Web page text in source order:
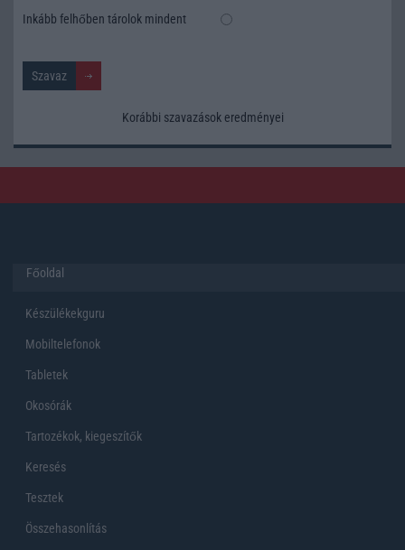
Inkább felhőben tárolok mindent
Korábbi szavazások eredményei
Főoldal
Készülékekguru
Mobiltelefonok
Tabletek
Okosórák
Tartozékok, kiegeszítők
Keresés
Tesztek
Összehasonlítás